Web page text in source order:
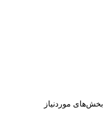
بخش‌های موردنیاز